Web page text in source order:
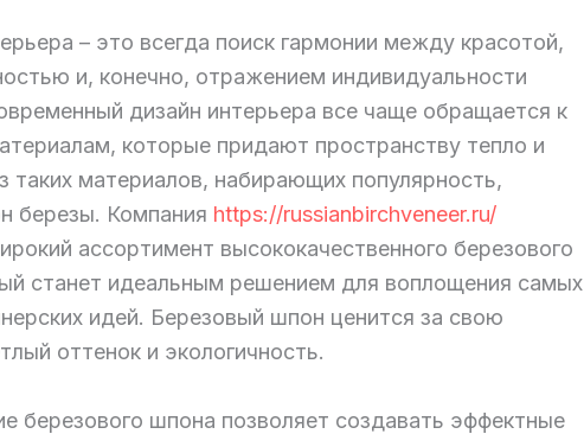
– это всегда поиск гармонии между красотой,
и, конечно, отражением индивидуальности
дизайн интерьера все чаще обращается к
которые придают пространству тепло и
таких материалов, набирающих популярность,
березы. Компания https://russianbirchveneer.ru/
ассортимент высококачественного березового
станет идеальным решением для воплощения самых
идей. Березовый шпон ценится за свою
оттенок и экологичность.
березового шпона позволяет создавать эффектные